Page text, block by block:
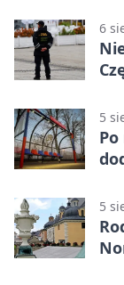
6
5
5